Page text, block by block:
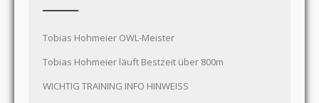
Tobias Hohmeier OWL-Meister
Tobias Hohmeier läuft Bestzeit über 800m
WICHTIG TRAINING INFO HINWEISS